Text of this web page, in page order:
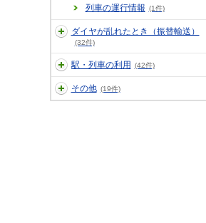
列車の運行情報 (1件)
ダイヤが乱れたとき（振替輸送）
(32件)
駅・列車の利用 (42件)
その他 (19件)